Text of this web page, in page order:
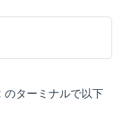
ターミナルで以下